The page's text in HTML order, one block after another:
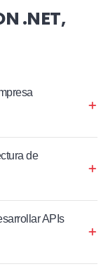
.NET,
de
APIs